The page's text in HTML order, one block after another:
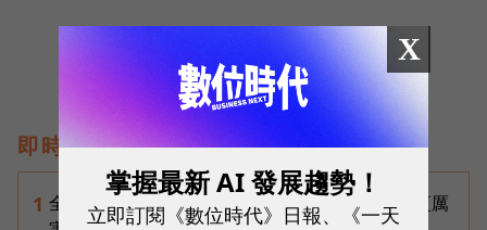
即時熱門文章
1 全台最大全聯首日業績破百萬，蔡篤昌：還會有更厲
X
掌握最新 AI 發展趨勢！
立即訂閱《數位時代》日報、《一天